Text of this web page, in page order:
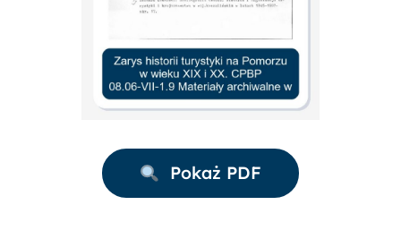
Pokaż PDF